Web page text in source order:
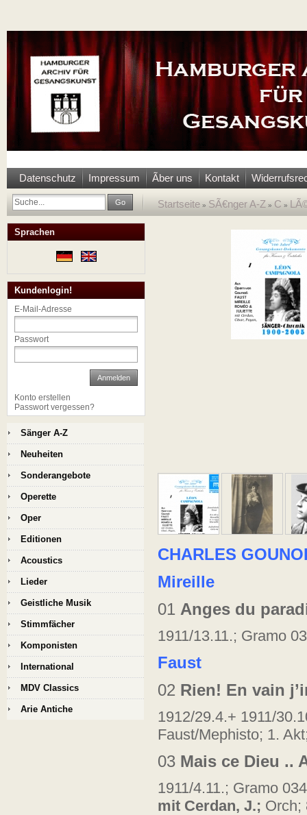
Datenschutz Impressum Ãber uns Kontakt
Go Startseite » SÃ€nger A-Z » C »
CHARLES
Mireille
01 Anges du
1911/13.11.; Gramo
Faust
02 Rien! En vain
1912/29.4.+ 1911/
Faust/Mephisto; 1.
03 Mais ce Dieu ..
1911/4.11.; Gramo
mit Cerdan, J.; Orch;
Sprachen
Kundenlogin!
E-Mail-Adresse
Passwort
Anmelden
Konto erstellen
Passwort vergessen?
Sänger A-Z
Neuheiten
Sonderangebote
Operette
Oper
Editionen
Acoustics
Lieder
Geistliche Musik
Stimmfächer
Komponisten
International
MDV Classics
Arie Antiche